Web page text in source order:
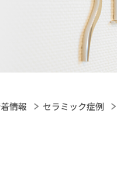
情報 セラミック症例